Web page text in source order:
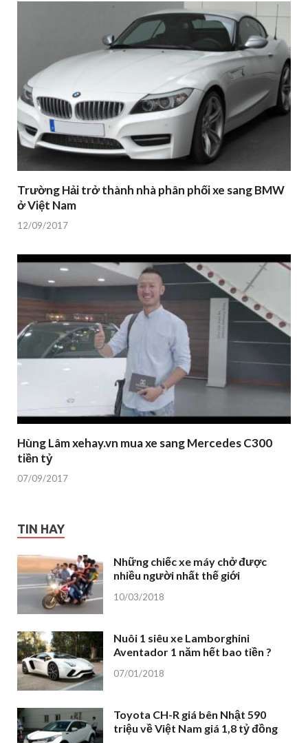
Trường Hải trở thành nhà phân phối xe sang BMW
ở Việt Nam
12/09/2017
Hùng Lâm xehay.vn mua xe sang Mercedes C300
tiền tỷ
07/09/2017
TIN HAY
Những chiếc xe máy chở được
nhiều người nhất thế giới
10/03/2018
Nuôi 1 siêu xe Lamborghini
Aventador 1 năm hết bao tiền ?
07/01/2018
Toyota CH-R giá bên Nhật 590
triệu về Việt Nam giá 1,8 tỷ đồng